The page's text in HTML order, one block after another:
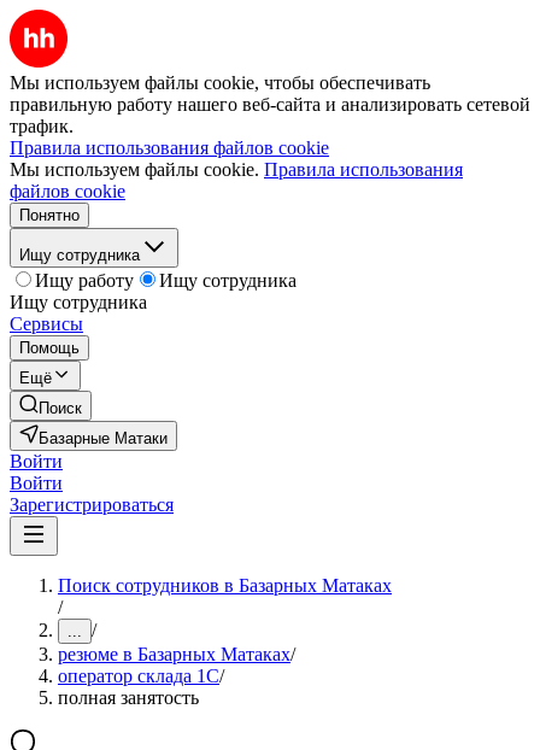
Мы используем файлы cookie, чтобы обеспечивать
правильную работу нашего веб-сайта и анализировать сетевой
трафик.
Правила использования файлов cookie
Мы используем файлы cookie. Правила использования
файлов cookie
Понятно
Ищу сотрудника
Ищу работу
Ищу сотрудника
Ищу сотрудника
Сервисы
Помощь
Ещё
Поиск
Базарные Матаки
Войти
Войти
Зарегистрироваться
Поиск сотрудников в Базарных Матаках
/
... /
резюме в Базарных Матаках/
оператор склада 1С/
полная занятость